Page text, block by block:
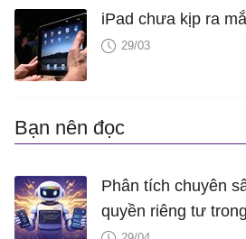
iPad chưa kịp ra
29/03
Bạn nên đọc
Phân tích chuyên
quyền riêng tư